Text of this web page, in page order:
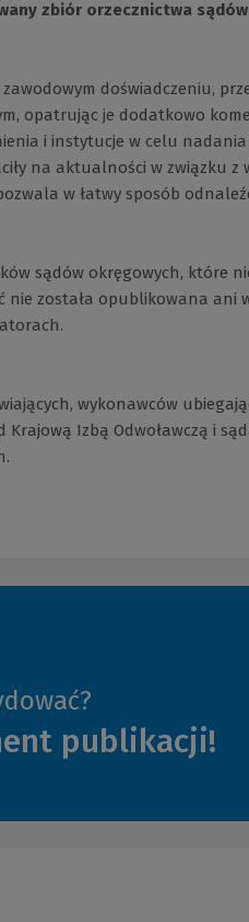
zbiór orzecznictwa
doświadczeniu,
opatrując je dodatkowo
i instytucje w celu
na aktualności w związku z
w łatwy sposób
sądów okręgowych, które
nie została opublikowana ani
wykonawców
Izbą Odwoławczą i
publikacji!